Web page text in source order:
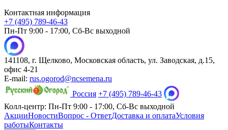
Контактная информация
+7 (495) 789-46-43
Пн-Пт 9:00 - 17:00, Сб-Вс выходной
141108, г. Щелково, Московская область, ул. Заводская, д.15,
офис 4-21
E-mail: rus.ogorod@ncsemena.ru
Россия +7 (495) 789-46-43
Колл-центр: Пн-Пт 9:00 - 17:00, Сб-Вс выходной
АкцииНовостиВопрос - ОтветДоставка и оплатаУсловия
работыКонтакты